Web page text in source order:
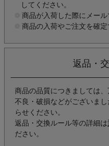
してください。
商品が入荷した際にメール
商品の入荷やご注文を確定
返品・
商品の品質につきましては
不良・破損などがございま
らせください。
返品・交換ルール等の詳細は
ださい。